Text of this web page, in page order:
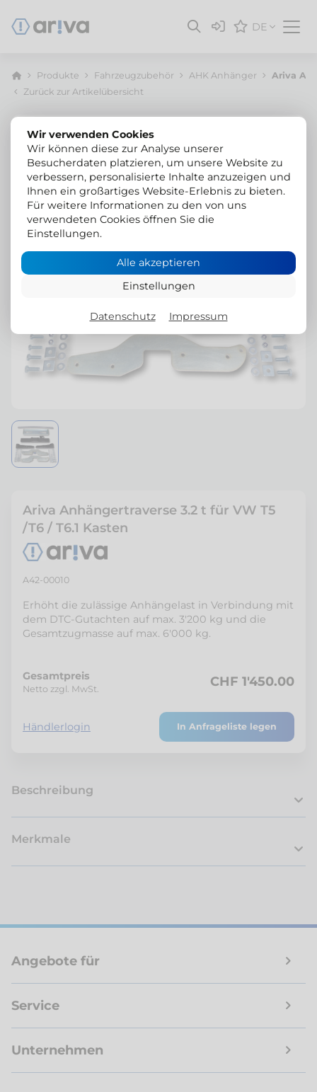
DE
Produkte Fahrzeugzubehör AHK Anhänger
Ariva
Zurück zur Artikelübersicht
Ariva Anhängertraverse 3.2 t für VW T5
/T6 / T6.1 Kasten
A42-00010
Erhöht die zulässige Anhängelast in Verbindung mit
dem DTC-Gutachten auf max. 3'200 kg und die
Gesamtzugmasse auf max. 6'000 kg.
Gesamtpreis
Netto zzgl. MwSt. CHF 1'450.00
Händlerlogin In Anfrageliste legen
Beschreibung
Merkmale
Angebote für
Service
Unternehmen
Wir verwenden Cookies
Wir können diese zur Analyse unserer
Besucherdaten platzieren, um unsere Website zu
verbessern, personalisierte Inhalte anzuzeigen und
Ihnen ein großartiges Website-Erlebnis zu bieten.
Für weitere Informationen zu den von uns
verwendeten Cookies öffnen Sie die
Einstellungen.
Alle akzeptieren
Einstellungen
Datenschutz Impressum